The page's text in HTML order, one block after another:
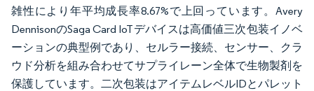
雑性により年平均成長率8.67%で上回っています。Avery
DennisonのSaga Card IoTデバイスは高価値三次包装イノベ
ーションの典型例であり、セルラー接続、センサー、クラ
ウド分析を組み合わせてサプライレーン全体で生物製剤を
保護しています。二次包装はアイテムレベルIDとパレット